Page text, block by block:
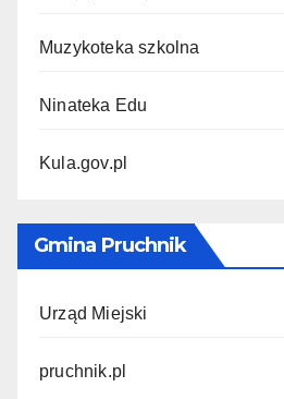
Muzykoteka szkolna
Ninateka Edu
Kula.gov.pl
Gmina Pruchnik
Urząd Miejski
pruchnik.pl